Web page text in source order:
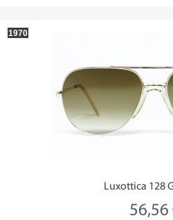
Luxottica 128
56,56
1970